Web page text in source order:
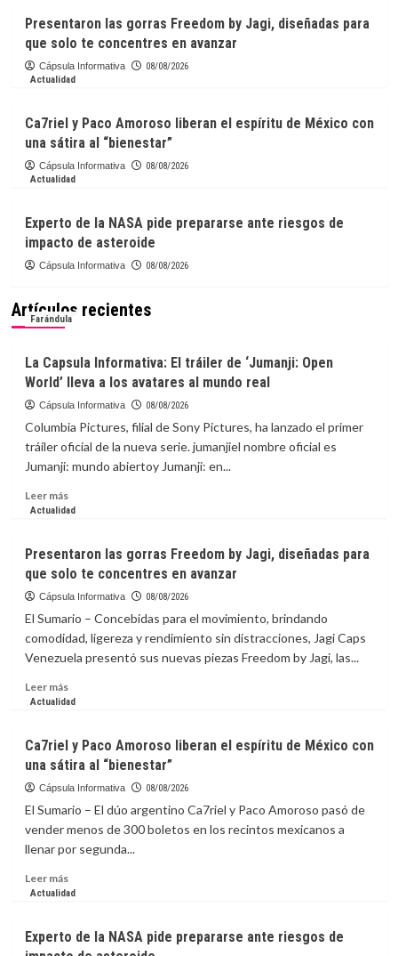
Presentaron las gorras Freedom by Jagi, diseñadas para
que solo te concentres en avanzar
Cápsula Informativa
08/08/2026
Actualidad
Ca7riel y Paco Amoroso liberan el espíritu de México con
una sátira al “bienestar”
Cápsula Informativa
08/08/2026
Actualidad
Experto de la NASA pide prepararse ante riesgos de
impacto de asteroide
Cápsula Informativa 08/08/2026
Artículos recientes
Farándula
La Capsula Informativa: El tráiler de ‘Jumanji: Open
World’ lleva a los avatares al mundo real
Cápsula Informativa 08/08/2026
Columbia Pictures, filial de Sony Pictures, ha lanzado el primer
tráiler oficial de la nueva serie. jumanjiel nombre oficial es
Jumanji: mundo abiertoy Jumanji: en...
Leer másLeer
más
Capsula
Informativa:
El
tráiler
‘Jumanji:
Open
lleva
avatares
al
Actualidad
Presentaron las gorras Freedom by Jagi, diseñadas para
que solo te concentres en avanzar
Cápsula Informativa 08/08/2026
El Sumario – Concebidas para el movimiento, brindando
comodidad, ligereza y rendimiento sin distracciones, Jagi Caps
Venezuela presentó sus nuevas piezas Freedom by Jagi, las...
Leer másLeer
más
las
gorras
Freedom
by
diseñadas
para
solo
en
Actualidad
Ca7riel y Paco Amoroso liberan el espíritu de México con
una sátira al “bienestar”
Cápsula Informativa 08/08/2026
El Sumario – El dúo argentino Ca7riel y Paco Amoroso pasó de
vender menos de 300 boletos en los recintos mexicanos a
llenar por segunda...
Leer másLeer
más
y
Actualidad
Experto de la NASA pide prepararse ante riesgos de